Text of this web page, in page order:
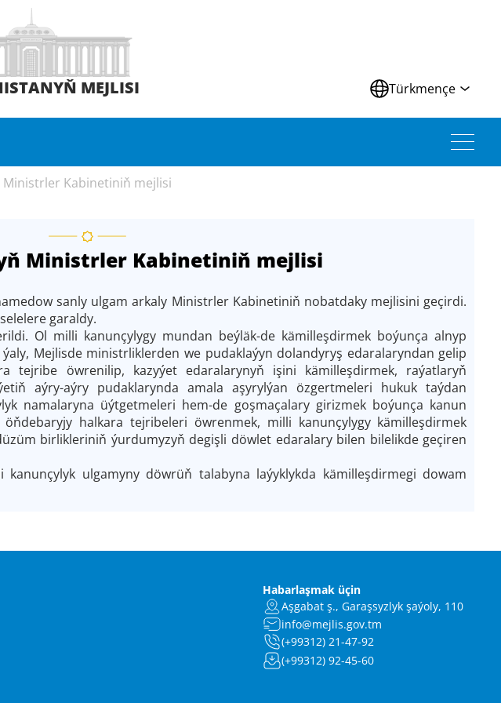
MEJLISI Türkmençe
Kabinetiniň mejlisi
Ministrler Kabinetiniň mejlisi
sanly ulgam arkaly Ministrler Kabinetiniň nobatdaky mejlisini geçirdi.
garaldy.
Ol milli kanunçylygy mundan beýläk-de kämilleşdirmek boýunça alnyp
Mejlisde ministrliklerden we pudaklaýyn dolandyryş edaralaryndan gelip
tejribe öwrenilip, kazyýet edaralarynyň işini kämilleşdirmek, raýatlaryň
aýry-aýry pudaklarynda amala aşyrylýan özgertmeleri hukuk taýdan
namalaryna üýtgetmeleri hem-de goşmaçalary girizmek boýunça kanun
halkara tejribeleri öwrenmek, milli kanunçylygy kämilleşdirmek
birlikleriniň ýurdumyzyň degişli döwlet edaralary bilen bilelikde geçiren
ulgamyny döwrüň talabyna laýyklykda kämilleşdirmegi dowam
Habarlaşmak üçin
Aşgabat ş., Garaşsyzlyk şaýoly, 110
info@mejlis.gov.tm
(+99312) 21-47-92
(+99312) 92-45-60